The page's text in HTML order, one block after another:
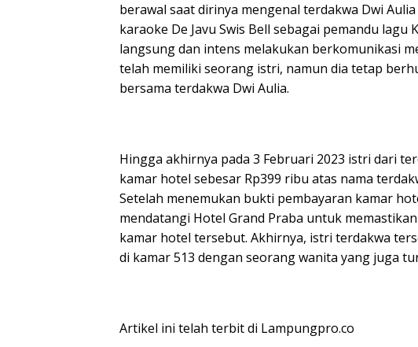
berawal saat dirinya mengenal terdakwa Dwi
karaoke De Javu Swis Bell sebagai pemandu lagu
langsung dan intens melakukan berkomunikasi
telah memiliki seorang istri, namun dia tetap
bersama terdakwa Dwi Aulia.
Hingga akhirnya pada 3 Februari 2023 istri dari
kamar hotel sebesar Rp399 ribu atas nama
Setelah menemukan bukti pembayaran kamar
mendatangi Hotel Grand Praba untuk
kamar hotel tersebut. Akhirnya, istri terdakwa
di kamar 513 dengan seorang wanita yang juga
Artikel ini telah terbit di Lampungpro.co